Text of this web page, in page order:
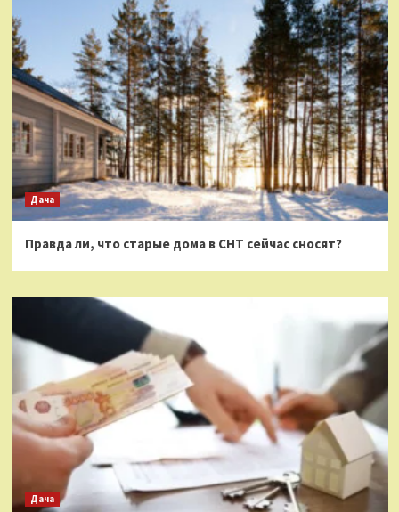
Дача
Правда ли, что старые дома в СНТ сейчас сносят?
Дача